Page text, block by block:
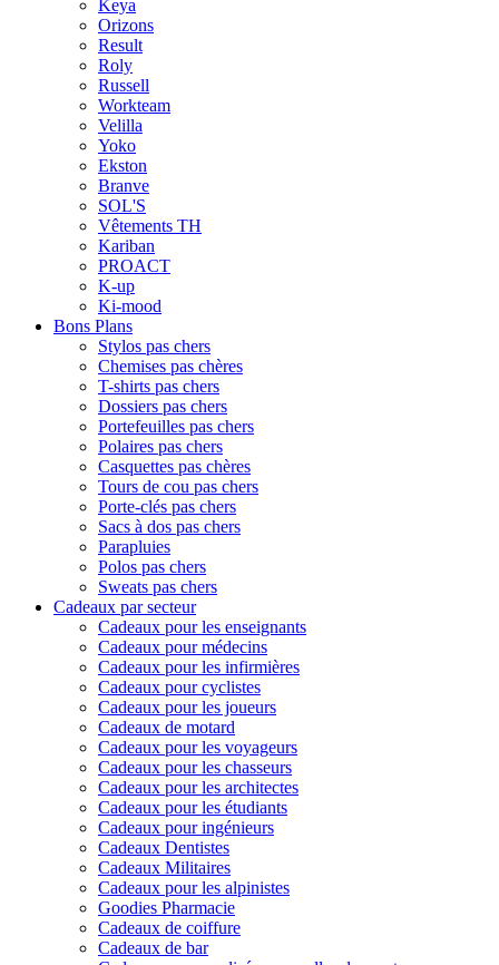
Keya
Orizons
Result
Roly
Russell
Workteam
Velilla
Yoko
Ekston
Branve
SOL'S
Vêtements TH
Kariban
PROACT
K-up
Ki-mood
Bons Plans
Stylos pas chers
Chemises pas chères
T-shirts pas chers
Dossiers pas chers
Portefeuilles pas chers
Polaires pas chers
Casquettes pas chères
Tours de cou pas chers
Porte-clés pas chers
Sacs à dos pas chers
Parapluies
Polos pas chers
Sweats pas chers
Cadeaux par secteur
Cadeaux pour les enseignants
Cadeaux pour médecins
Cadeaux pour les infirmières
Cadeaux pour cyclistes
Cadeaux pour les joueurs
Cadeaux de motard
Cadeaux pour les voyageurs
Cadeaux pour les chasseurs
Cadeaux pour les architectes
Cadeaux pour les étudiants
Cadeaux pour ingénieurs
Cadeaux Dentistes
Cadeaux Militaires
Cadeaux pour les alpinistes
Goodies Pharmacie
Cadeaux de coiffure
Cadeaux de bar